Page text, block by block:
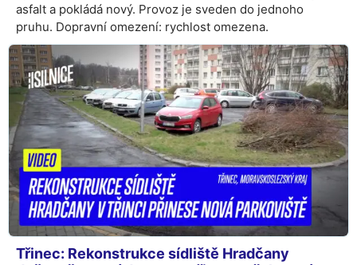
asfalt a pokládá nový. Provoz je sveden do jednoho
pruhu. Dopravní omezení: rychlost omezena.
Třinec: Rekonstrukce sídliště Hradčany